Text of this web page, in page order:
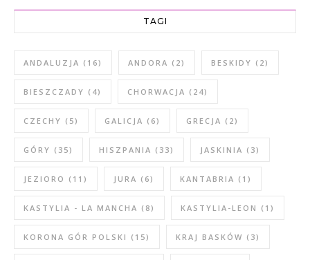
TAGI
ANDALUZJA (16) ANDORA (2) BESKIDY (2)
BIESZCZADY (4) CHORWACJA (24)
CZECHY (5) GALICJA (6) GRECJA (2)
GÓRY (35) HISZPANIA (33) JASKINIA (3)
JEZIORO (11) JURA (6) KANTABRIA (1)
KASTYLIA - LA MANCHA (8) KASTYLIA-LEON (1)
KORONA GÓR POLSKI (15) KRAJ BASKÓW (3)